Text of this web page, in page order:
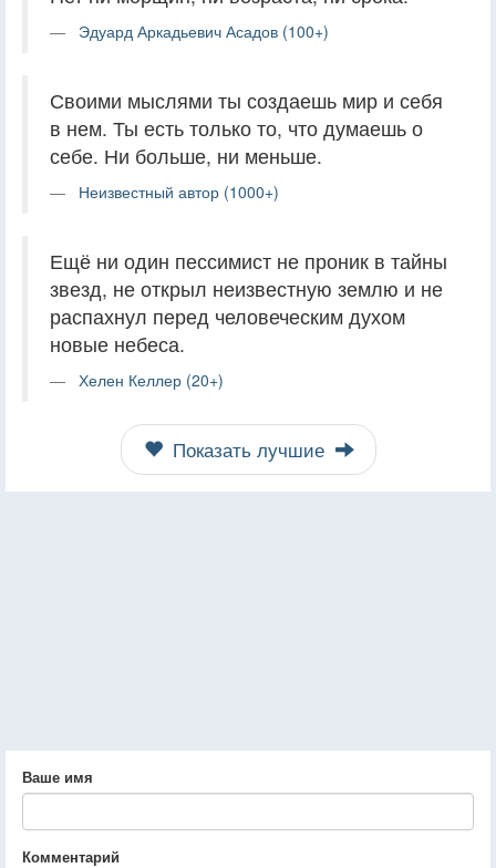
Эдуард Аркадьевич Асадов (100+)
Своими мыслями ты создаешь мир и себя
в нем. Ты есть только то, что думаешь о
себе. Ни больше, ни меньше.
Неизвестный автор (1000+)
Ещё ни один пессимист не проник в тайны
звезд, не открыл неизвестную землю и не
распахнул перед человеческим духом
новые небеса.
Хелен Келлер (20+)
Показать лучшие
Ваше имя
Комментарий